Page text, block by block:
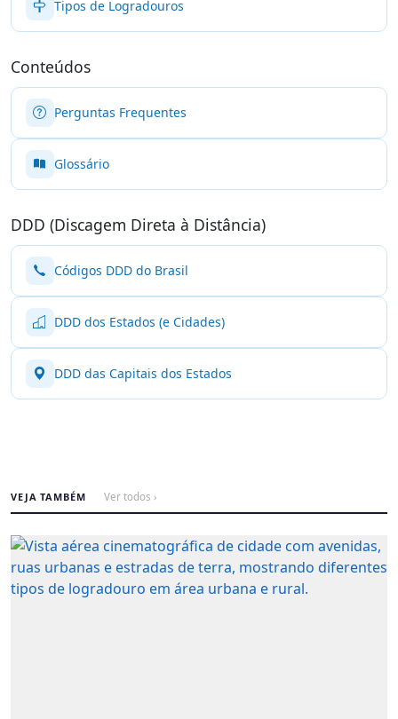
Tipos de Logradouros
Conteúdos
Perguntas Frequentes
Glossário
DDD (Discagem Direta à Distância)
Códigos DDD do Brasil
DDD dos Estados (e Cidades)
DDD das Capitais dos Estados
VEJA TAMBÉM Ver todos ›